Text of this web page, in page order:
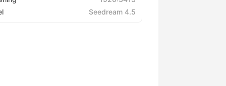
Seedream 4.5